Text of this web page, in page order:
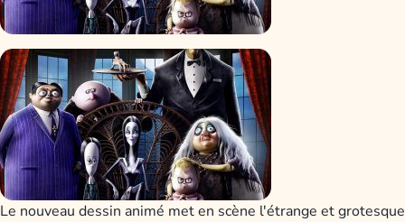
Le nouveau dessin animé met en scène l'étrange et grotesque